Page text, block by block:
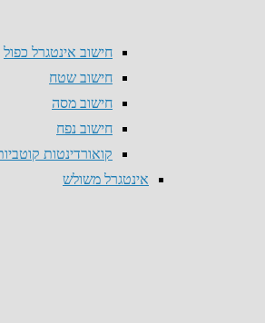
חישוב אינטגרל כפול
חישוב שטח
חישוב מסה
חישוב נפח
קואורדינטות
אינטגרל משולש